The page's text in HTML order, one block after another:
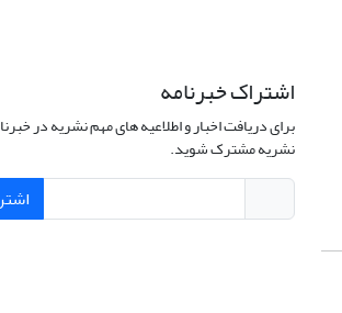
اشتراک خبرنامه
برای دریافت اخبار و اطلاعیه های مهم نشریه در
نشریه مشترک شوید.